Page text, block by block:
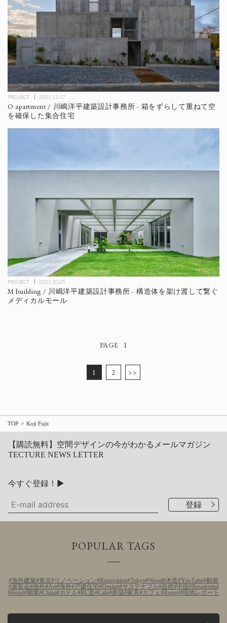
PROJECT 2021.11.17
O apartment / 川嶋洋平建築設計事務所 - 箱をずらして重ねて空
を確保した集合住宅
PROJECT 2021.10.25
M building / 川嶋洋平建築設計事務所 - 構造体を架け渡して繋ぐ
メディカルモール
1
1 2 >>
TOP Koji Fujii
【購読無料】空間デザインの今がわかるメールマガジン
TECTURE NEWS LETTER
今すぐ登録！▶
POPULAR TAGS
海外建築 東京 リノベーション Renovation Tokyo Wood 木造 YouTube 動画
展覧会 海外 Art 海外 戸建住宅 Design サステナブル 自然 中国 Residential
Hotel 開業 China ホテル RC造 Cafe 新築 家具 カフェ Report 現地レポート